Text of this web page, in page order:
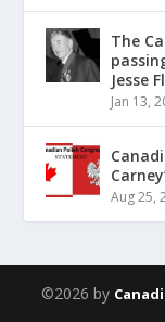
The
Jesse
Jan 13,
Aug 25,
©2026 by